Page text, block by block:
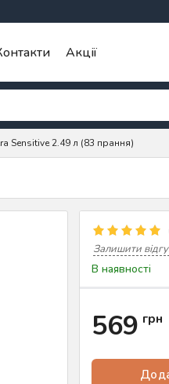
Акції
Sensitive 2.49 л (83 прання)
Залишити
В наявності
569 грн